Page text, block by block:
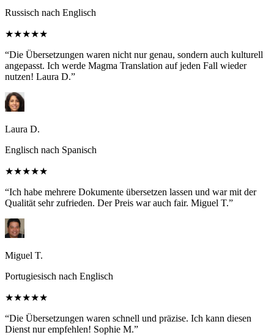
Russisch nach Englisch
★★★★★
“Die Übersetzungen waren nicht nur genau, sondern auch kulturell
angepasst. Ich werde Magma Translation auf jeden Fall wieder
nutzen! Laura D.”
Laura D.
Englisch nach Spanisch
★★★★★
“Ich habe mehrere Dokumente übersetzen lassen und war mit der
Qualität sehr zufrieden. Der Preis war auch fair. Miguel T.”
Miguel T.
Portugiesisch nach Englisch
★★★★★
“Die Übersetzungen waren schnell und präzise. Ich kann diesen
Dienst nur empfehlen! Sophie M.”